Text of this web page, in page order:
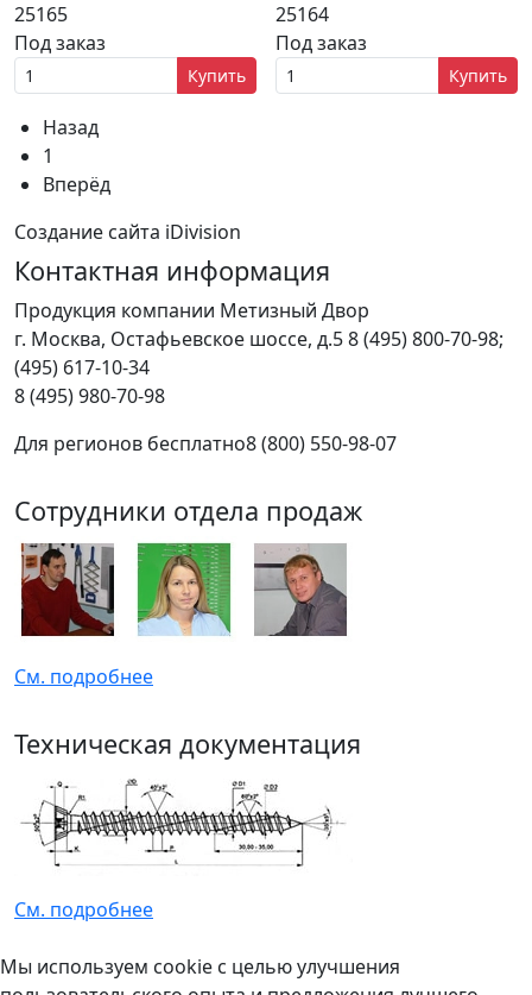
25165
Под заказ
Купить
25164
Под заказ
Купить
Назад
1
Вперёд
Создание сайта iDivision
Контактная информация
Продукция компании Метизный Двор
г. Москва, Остафьевское шоссе, д.58 (495) 800-70-98;
(495) 617-10-34
8 (495) 980-70-98
Для регионов бесплатно8 (800) 550-98-07
Сотрудники отдела продаж
См. подробнее
Техническая документация
См. подробнее
Мы используем cookie с целью улучшения